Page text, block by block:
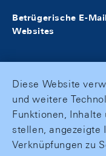
Betrügerische E-
Websites
Diese Website
und weitere
Funktionen, Inhalte
stellen, angezeigte
Verknüpfungen zu